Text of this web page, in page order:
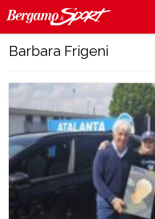
Barbara Frigeni